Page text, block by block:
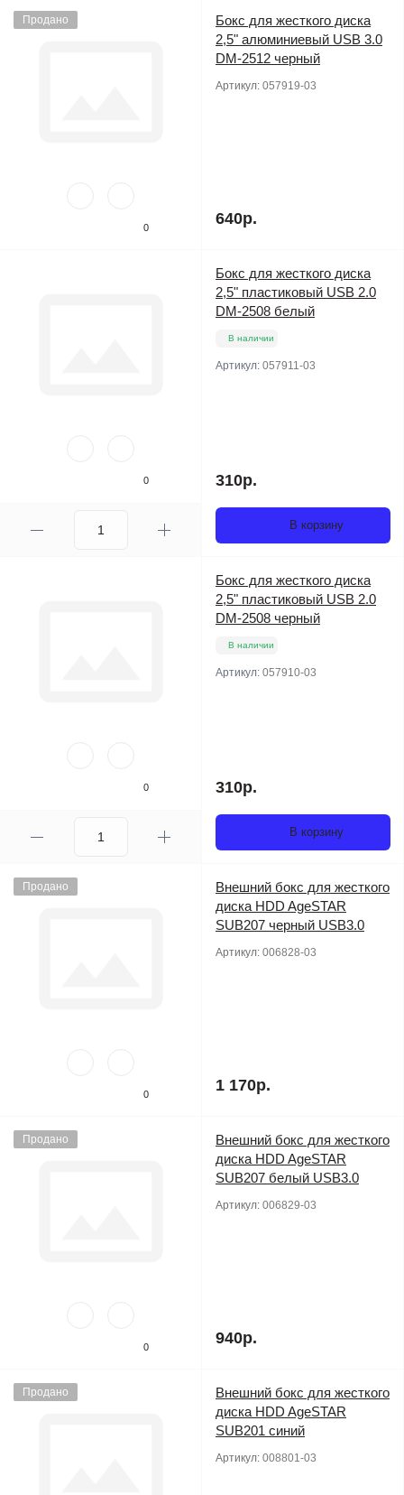
Продано
0
Бокс для жесткого диска
2,5" алюминиевый USB 3.0
DM-2512 черный
Артикул: 057919-03
640р.
0
Бокс для жесткого диска
2,5" пластиковый USB 2.0
DM-2508 белый
В наличии
Артикул: 057911-03
310р.
В корзину
0
Бокс для жесткого диска
2,5" пластиковый USB 2.0
DM-2508 черный
В наличии
Артикул: 057910-03
310р.
В корзину
Продано
0
Внешний бокс для жесткого
диска HDD AgeSTAR
SUB207 черный USB3.0
Артикул: 006828-03
1 170р.
Продано
0
Внешний бокс для жесткого
диска HDD AgeSTAR
SUB207 белый USB3.0
Артикул: 006829-03
940р.
Продано
Внешний бокс для жесткого
диска HDD AgeSTAR
SUB201 синий
Артикул: 008801-03